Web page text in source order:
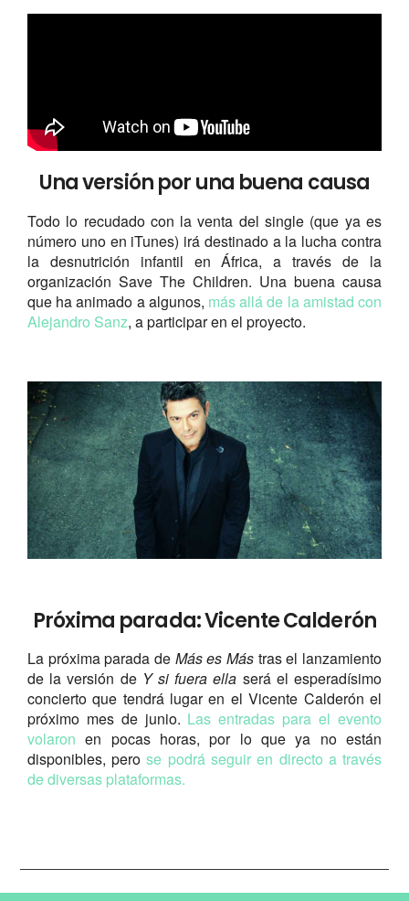
Una versión por una buena causa
Todo lo recudado con la venta del single (que ya es
número uno en iTunes) irá destinado a la lucha contra
la desnutrición infantil en África, a través de la
organización Save The Children. Una buena causa
que ha animado a algunos, más allá de la amistad con
Alejandro Sanz, a participar en el proyecto.
Próxima parada: Vicente Calderón
La próxima parada de Más es Más tras el lanzamiento
de la versión de Y si fuera ella será el esperadísimo
concierto que tendrá lugar en el Vicente Calderón el
próximo mes de junio. Las entradas para el evento
volaronen pocas horas, por lo que ya no están
disponibles, perose podrá seguir en directo a través
de diversas plataformas.